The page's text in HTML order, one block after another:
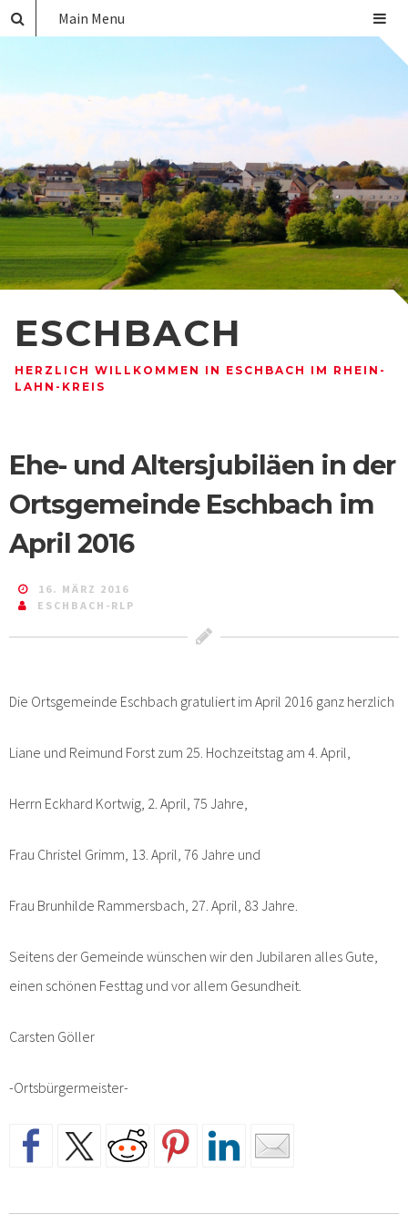
ESCHBACH
HERZLICH WILLKOMMEN IN ESCHBACH IM RHEIN-
LAHN-KREIS
Main Menu
Ehe- und Altersjubiläen in der
Ortsgemeinde Eschbach im
April 2016
16. MÄRZ 2016
ESCHBACH-RLP
Die Ortsgemeinde Eschbach gratuliert im April 2016 ganz herzlich
Liane und Reimund Forst zum 25. Hochzeitstag am 4. April,
Herrn Eckhard Kortwig, 2. April, 75 Jahre,
Frau Christel Grimm, 13. April, 76 Jahre und
Frau Brunhilde Rammersbach, 27. April, 83 Jahre.
Seitens der Gemeinde wünschen wir den Jubilaren alles Gute,
einen schönen Festtag und vor allem Gesundheit.
Carsten Göller
-Ortsbürgermeister-